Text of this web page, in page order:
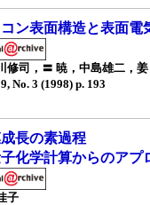
ン表面構造と表面電
修司，〓 暁，中島雄二，
No. 3 (1998) p. 193
長の素過程
化学計算からのアプ
子